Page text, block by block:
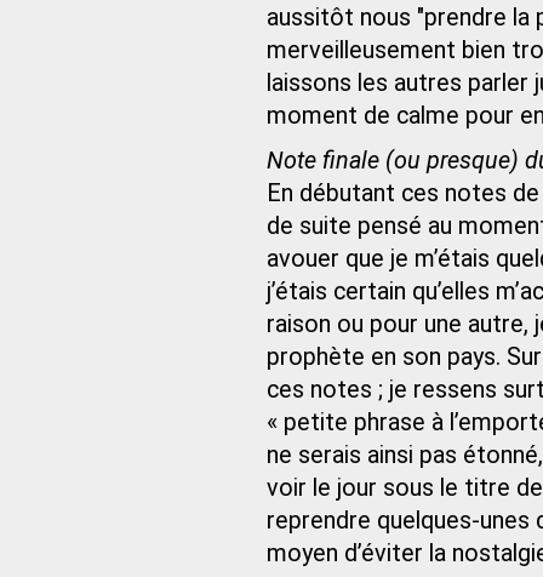
aussitôt nous "prendre la
merveilleusement bien
laissons les autres parler
moment de calme pour
Note finale (ou presque)
En débutant ces notes
de suite pensé au
avouer que je m’étais
j’étais certain qu’elles
raison ou pour une autre,
prophète en son pays.
ces notes ; je ressens
« petite phrase à
ne serais ainsi pas
voir le jour sous le titre de
reprendre quelques-unes
moyen d’éviter la